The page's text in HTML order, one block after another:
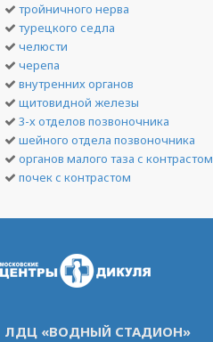
тройничного нерва
турецкого седла
челюсти
черепа
внутренних органов
щитовидной железы
3-х отделов позвоночника
шейного отдела позвоночника
органов малого таза с контрастом
почек с контрастом
ЛДЦ «ВОДНЫЙ СТАДИОН»